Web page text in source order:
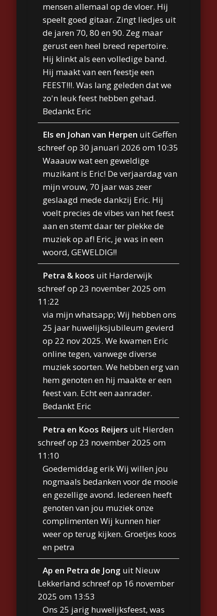
mensen allemaal op de vloer. Hij
speelt goed gitaar. Zingt liedjes uit
de jaren 70, 80 en 90. Zeg maar
gerust een heel breed repertoire.
Hij klinkt als een volledige band.
Hij maakt van een feestje een
FEEST!!!. Was lang geleden dat we
zo'n leuk feest hebben gehad.
Bedankt Eric
Els en Johan van Herpen uitGeffen
schreef op 30 januari 2026 om 10:35
Waaauw wat een geweldige
muzikant is Eric! De verjaardag van
mijn vrouw, 70 jaar was zeer
geslaagd mede dankzij Eric. Hij
voelt precies de vibes van het feest
aan en stemt daar ter plekke de
muziek op af! Eric, je was in een
woord, GEWELDIG!!
Petra & koos uit Harderwijk
schreef op 23 november 2025 om
11:22
via mijn whatsapp; Wij hebben ons
25 jaar huwelijksjubileum gevierd
op 22 nov 2025. We kwamen Eric
online tegen, vanwege diverse
muziek soorten. We hebben erg van
hem genoten en hij maakte er een
feest van. Echt een aanrader.
Bedankt Eric
Petra en Koos Reijers uit Hierden
schreef op 23 november 2025 om
11:10
Goedemiddag erik Wij willen jou
nogmaals bedanken voor de mooie
en gezellige avond. Iedereen heeft
genoten van jou muziek onze
complimenten Wij kunnen hier
weer op terug kijken. Groetjes koos
en petra
Ap en Petra de Jong uit Nieuw
Lekkerland schreef op 16 november
2025 om 13:53
Ons 25 jarig huwelijksfeest, was